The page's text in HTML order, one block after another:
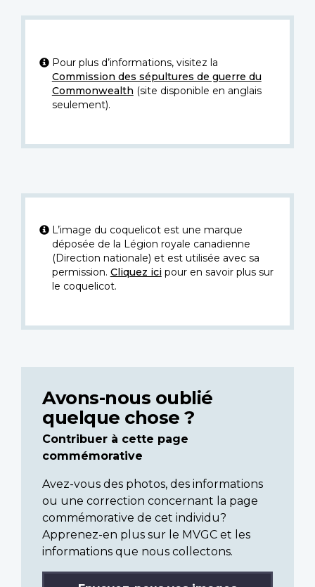
Pour plus d’informations, visitez la
Commission des sépultures de guerre du
Commonwealth (site disponible en anglais
seulement).
L’image du coquelicot est une marque
déposée de la Légion royale canadienne
(Direction nationale) et est utilisée avec sa
permission. Cliquez icipour en savoir plus sur
le coquelicot.
Avons-nous oublié
quelque chose ?
Contribuer à cette page
commémorative
Avez-vous des photos, des informations
ou une correction concernant la page
commémorative de cet individu?
Apprenez-en plus sur le MVGC et les
informations que nous collectons.